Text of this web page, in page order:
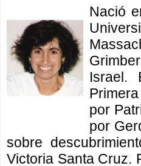
Nació
Israel.
por
por
sobre
Victoria Santa Cruz.